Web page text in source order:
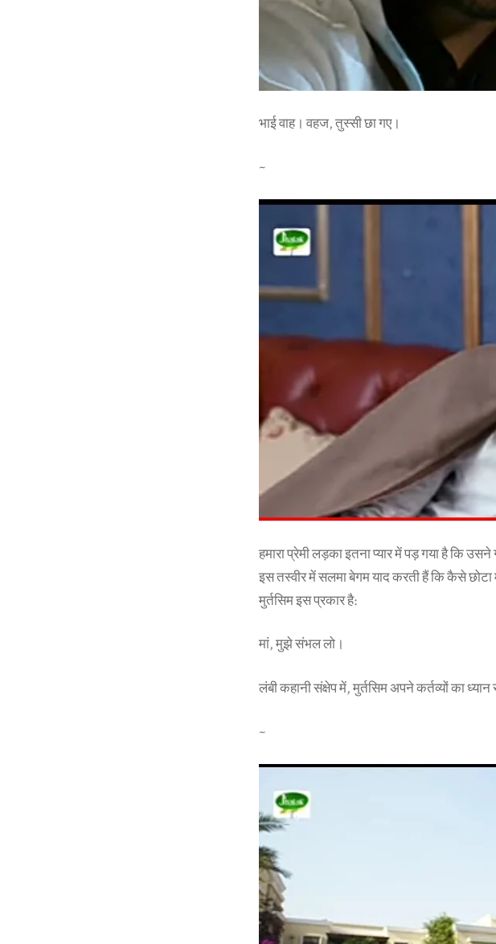
भाई वाह। वहज, तुस्सी छा गए।
~
हमारा प्रेमी लड़का इतना प्यार में पड़ गया है कि
इस तस्वीर में सलमा बेगम याद करती हैं कि कैसे
मुर्तसिम इस प्रकार है:
मां, मुझे संभल लो।
लंबी कहानी संक्षेप में, मुर्तसिम अपने कर्तव्यों का
~